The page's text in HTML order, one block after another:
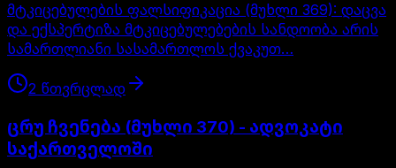
მტკიცებულების ფალსიფიკაცია (მუხლი 369): დაცვა
და ექსპერტიზა მტკიცებულებების სანდოობა არის
სამართლიანი სასამართლოს ქვაკუთ…
2 წთვრცლად
ცრუ ჩვენება (მუხლი 370) - ადვოკატი
საქართველოში